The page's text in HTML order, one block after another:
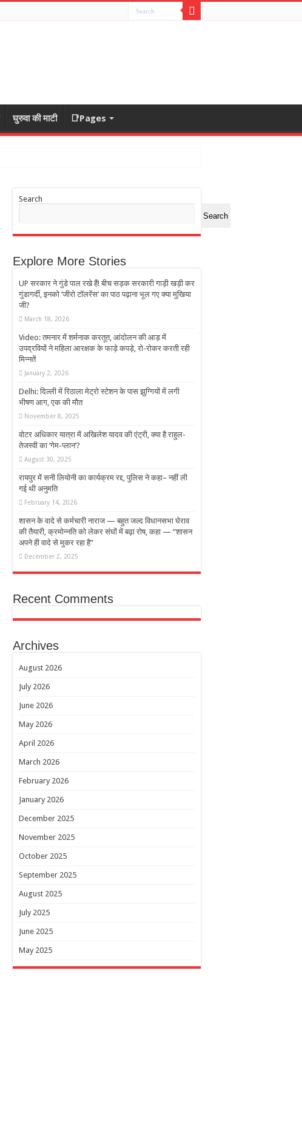
घुरुवा की माटी 📑Pages
Search
Search
Explore More Stories
UP सरकार ने गुंडे पाल रखे हैं! बीच सड़क सरकारी गाड़ी खड़ी कर
गुंडागर्दी, इनको ‘जीरो टॉलरेंस’ का पाठ पढ़ाना भूल गए क्या मुखिया
जी?
March 18, 2026
Video: तमनार में शर्मनाक करतूत, आंदोलन की आड़ में
उपद्रवियों ने महिला आरक्षक के फाड़े कपड़े, रो-रोकर करती रही
मिन्नतें
January 2, 2026
Delhi: दिल्ली में रिठाला मेट्रो स्टेशन के पास झुग्गियों में लगी
भीषण आग, एक की मौत
November 8, 2025
वोटर अधिकार यात्रा में अखिलेश यादव की एंट्री, क्या है राहुल-
तेजस्वी का ‘गेम-प्लान’?
August 30, 2025
रायपुर में सनी लियोनी का कार्यक्रम रद्द, पुलिस ने कहा– नहीं ली
गई थी अनुमति
February 14, 2026
शासन के वादे से कर्मचारी नाराज — बहुत जल्द विधानसभा घेराव
की तैयारी, क्रमोन्नति को लेकर संघों में बढ़ा रोष, कहा — “शासन
अपने ही वादे से मुकर रहा है”
December 2, 2025
Recent Comments
Archives
August 2026
July 2026
June 2026
May 2026
April 2026
March 2026
February 2026
January 2026
December 2025
November 2025
October 2025
September 2025
August 2025
July 2025
June 2025
May 2025